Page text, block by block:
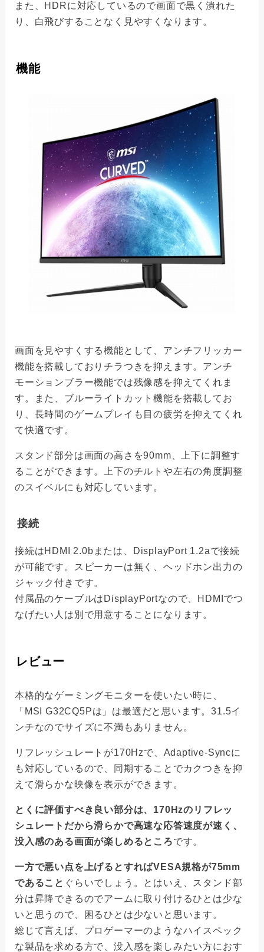
また、HDRに対応しているので画面で黒く潰れた
り、白飛びすることなく見やすくなります。
機能
画面を見やすくする機能として、アンチフリッカー
機能を搭載しておりチラつきを抑えます。アンチ
モーションブラー機能では残像感を抑えてくれま
す。また、ブルーライトカット機能を搭載してお
り、長時間のゲームプレイも目の疲労を抑えてくれ
て快適です。
スタンド部分は画面の高さを90mm、上下に調整す
ることができます。上下のチルトや左右の角度調整
のスイベルにも対応しています。
接続
接続はHDMI 2.0bまたは、DisplayPort 1.2aで接続
が可能です。スピーカーは無く、ヘッドホン出力の
ジャック付きです。
付属品のケーブルはDisplayPortなので、HDMIでつ
なげたい人は別で用意することになります。
レビュー
本格的なゲーミングモニターを使いたい時に、
「MSI G32CQ5Pは」は最適だと思います。31.5イ
ンチなのでサイズに不満もありません。
リフレッシュレートが170Hzで、Adaptive-Syncに
も対応しているので、同期することでカクつきを抑
えて滑らかな映像を表示ができます。
とくに評価すべき良い部分は、170Hzのリフレッ
シュレートだから滑らかで高速な応答速度が速く、
没入感のある画面が楽しめるところです。
一方で悪い点を上げるとすればVESA規格が75mm
であること ぐらいでしょう。とはいえ、スタンド部
分は昇降できるのでアームに取り付けるひとは少な
いと思うので、困るひとは少ないと思います。
総じて言えば、プロゲーマーのようなハイスペック
な製品を求める方で、没入感を楽しみたい方におす